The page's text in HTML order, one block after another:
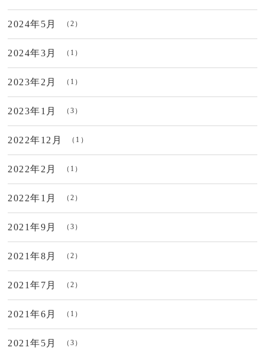
2024年5月 （2）
2024年3月 （1）
2023年2月 （1）
2023年1月 （3）
2022年12月 （1）
2022年2月 （1）
2022年1月 （2）
2021年9月 （3）
2021年8月 （2）
2021年7月 （2）
2021年6月 （1）
2021年5月 （3）